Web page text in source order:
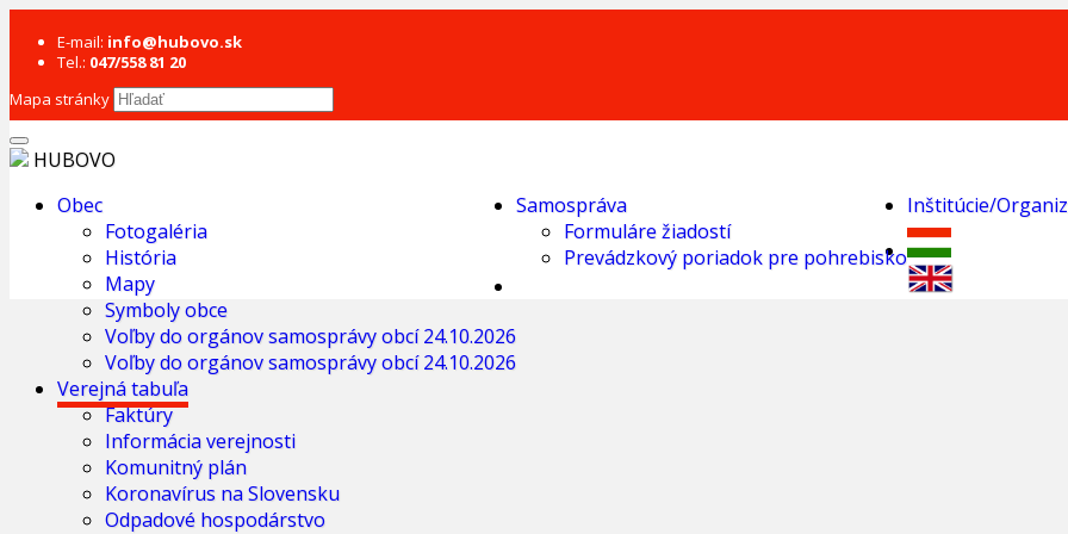
E-mail: info@hubovo.sk
Tel.: 047/558 81 20
Mapa stránky
HUBOVO
Obec
Fotogaléria
História
Mapy
Symboly obce
Voľby do orgánov samosprávy obcí 24.10.2026
Voľby do orgánov samosprávy obcí 24.10.2026
Samospráva
Formuláre žiadostí
Prevádzkový poriadok pre pohrebisko
Inštitúcie/
Verejná tabuľa
Faktúry
Informácia verejnosti
Komunitný plán
Koronavírus na Slovensku
Odpadové hospodárstvo